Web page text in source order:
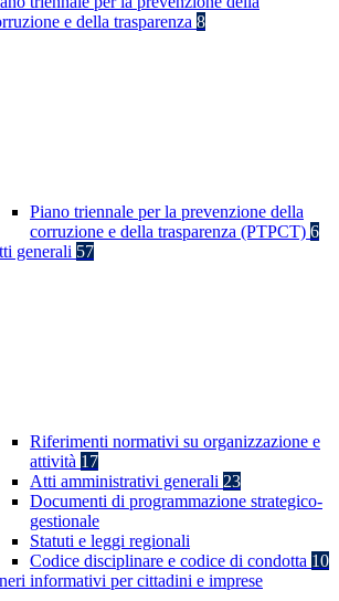
e della trasparenza 8
Piano triennale per la prevenzione della
corruzione e della trasparenza (PTPCT) 6
generali 57
Riferimenti normativi su organizzazione e
attività 17
Atti amministrativi generali 23
Documenti di programmazione strategico-
gestionale
Statuti e leggi regionali
Codice disciplinare e codice di condotta 10
informativi per cittadini e imprese